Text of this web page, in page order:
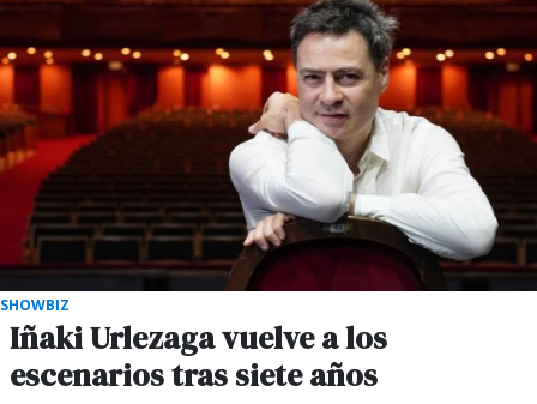
SHOWBIZ
Iñaki Urlezaga vuelve a los
escenarios tras siete años